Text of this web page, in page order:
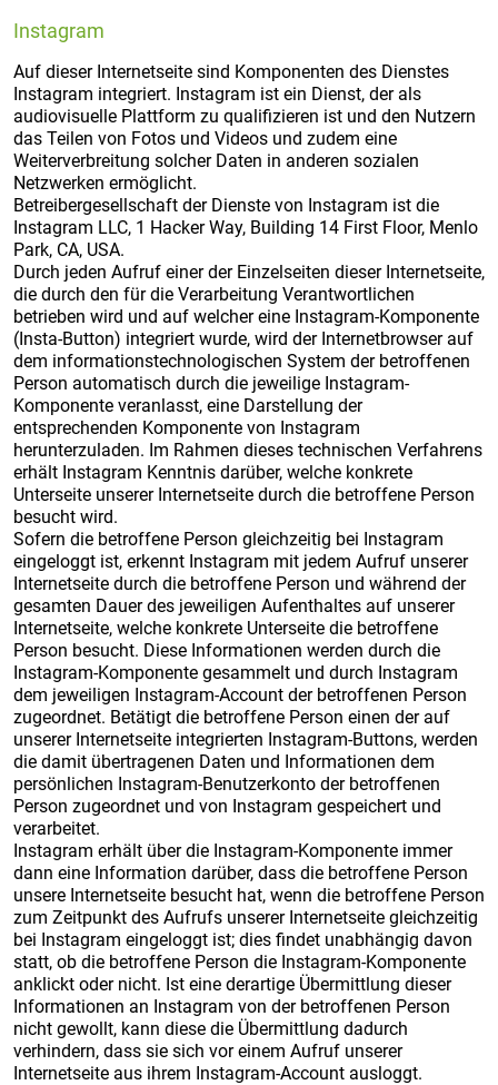
Instagram
Auf dieser Internetseite sind Komponenten des Dienstes
Instagram integriert. Instagram ist ein Dienst, der als
audiovisuelle Plattform zu qualifizieren ist und den Nutzern
das Teilen von Fotos und Videos und zudem eine
Weiterverbreitung solcher Daten in anderen sozialen
Netzwerken ermöglicht.
Betreibergesellschaft der Dienste von Instagram ist die
Instagram LLC, 1 Hacker Way, Building 14 First Floor, Menlo
Park, CA, USA.
Durch jeden Aufruf einer der Einzelseiten dieser Internetseite,
die durch den für die Verarbeitung Verantwortlichen
betrieben wird und auf welcher eine Instagram-Komponente
(Insta-Button) integriert wurde, wird der Internetbrowser auf
dem informationstechnologischen System der betroffenen
Person automatisch durch die jeweilige Instagram-
Komponente veranlasst, eine Darstellung der
entsprechenden Komponente von Instagram
herunterzuladen. Im Rahmen dieses technischen Verfahrens
erhält Instagram Kenntnis darüber, welche konkrete
Unterseite unserer Internetseite durch die betroffene Person
besucht wird.
Sofern die betroffene Person gleichzeitig bei Instagram
eingeloggt ist, erkennt Instagram mit jedem Aufruf unserer
Internetseite durch die betroffene Person und während der
gesamten Dauer des jeweiligen Aufenthaltes auf unserer
Internetseite, welche konkrete Unterseite die betroffene
Person besucht. Diese Informationen werden durch die
Instagram-Komponente gesammelt und durch Instagram
dem jeweiligen Instagram-Account der betroffenen Person
zugeordnet. Betätigt die betroffene Person einen der auf
unserer Internetseite integrierten Instagram-Buttons, werden
die damit übertragenen Daten und Informationen dem
persönlichen Instagram-Benutzerkonto der betroffenen
Person zugeordnet und von Instagram gespeichert und
verarbeitet.
Instagram erhält über die Instagram-Komponente immer
dann eine Information darüber, dass die betroffene Person
unsere Internetseite besucht hat, wenn die betroffene Person
zum Zeitpunkt des Aufrufs unserer Internetseite gleichzeitig
bei Instagram eingeloggt ist; dies findet unabhängig davon
statt, ob die betroffene Person die Instagram-Komponente
anklickt oder nicht. Ist eine derartige Übermittlung dieser
Informationen an Instagram von der betroffenen Person
nicht gewollt, kann diese die Übermittlung dadurch
verhindern, dass sie sich vor einem Aufruf unserer
Internetseite aus ihrem Instagram-Account ausloggt.